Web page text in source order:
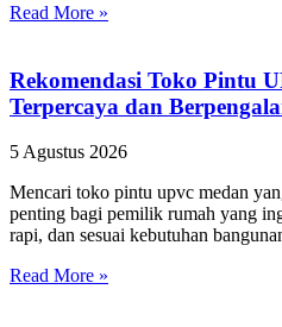
Read More »
Rekomendasi Toko Pintu
Terpercaya dan
5 Agustus 2026
Mencari toko pintu upvc medan
penting bagi pemilik rumah yang
rapi, dan sesuai kebutuhan
Read More »